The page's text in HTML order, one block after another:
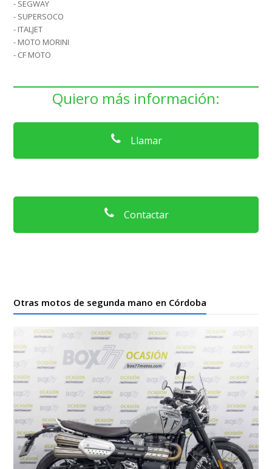
- SEGWAY
- SUPERSOCO
- ITALJET
- MOTO MORINI
- CF MOTO
Quiero más información:
Llamar
Contactar
Otras motos de segunda mano en Córdoba